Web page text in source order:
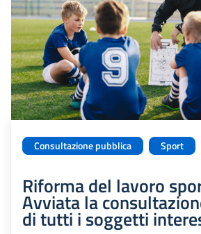
Consultazione pubblica Sport
Riforma del lavoro
Avviata la
di tutti i soggetti